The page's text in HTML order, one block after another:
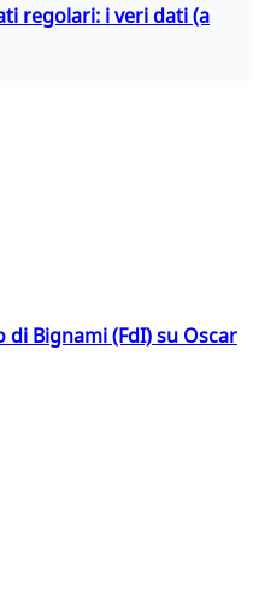
regolari: i veri dati (a
Bignami (FdI) su Oscar